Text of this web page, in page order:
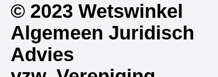
© 2023 Wetswinkel
Algemeen Juridisch
Advies